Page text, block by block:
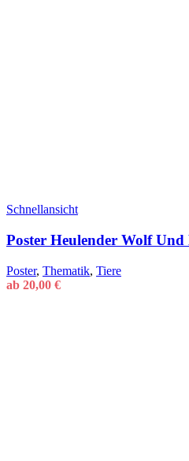
Schnellansicht
Poster Heulender Wolf
Poster, Thematik, Tiere
ab 20,00 €